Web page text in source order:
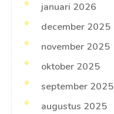
januari 2026
december 2025
november 2025
oktober 2025
september 2025
augustus 2025